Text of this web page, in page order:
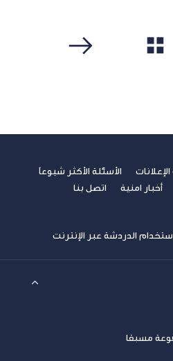
الأسئلة الأكثر شيوعاً
أخبار امنية
اتصل بنا
الدردشة عبر الإنترنت
مسبقا